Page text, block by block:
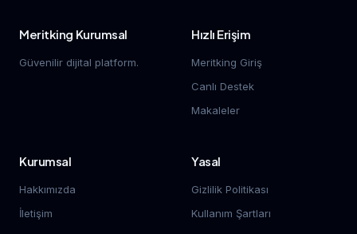
Meritking Kurumsal
Güvenilir dijital platform.
Hızlı Erişim
Meritking Giriş
Canlı Destek
Makaleler
Kurumsal
Hakkımızda
İletişim
Yasal
Gizlilik Politikası
Kullanım Şartları